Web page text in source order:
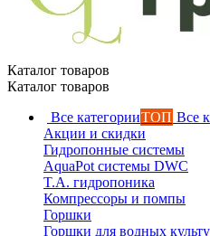
Каталог товаров
Каталог товаров
Все категорииТОП Все
Акции и скидки
Гидропонные системы
AquaPot системы DWC
T.A. гидропоника
Компрессоры и помпы
Горшки
Горшки для водных